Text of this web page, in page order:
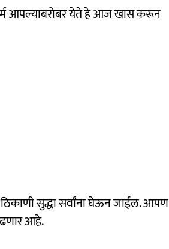
आपल्याबरोबर येते हे आज खास करून
सुद्धा सर्वांना घेऊन जाईल. आपण
आहे.